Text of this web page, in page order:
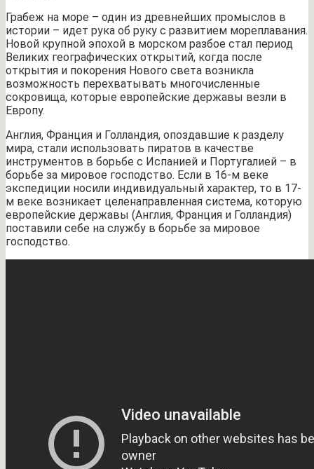
Грабеж на море – один из древнейших промыслов в
истории – идет рука об руку с развитием мореплавания.
Новой крупной эпохой в морском разбое стал период
Великих географических открытий, когда после
открытия и покорения Нового света возникла
возможность перехватывать многочисленные
сокровища, которые европейские державы везли в
Европу.
Англия, Франция и Голландия, опоздавшие к разделу
мира, стали использовать пиратов в качестве
инструментов в борьбе с Испанией и Португалией – в
борьбе за мировое господство. Если в 16-м веке
экспедиции носили индивидуальный характер, то в 17-
м веке возникает целенаправленная система, которую
европейские державы (Англия, Франция и Голландия)
поставили себе на службу в борьбе за мировое
господство.